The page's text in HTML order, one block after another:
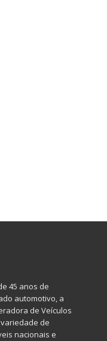
45 anos de
automotivo, a
de Veículos
de
nacionais e